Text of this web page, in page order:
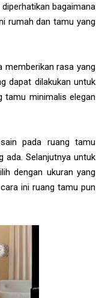
bagaimana
rumah dan tamu yang
memberikan rasa yang
dapat dilakukan untuk
tamu minimalis elegan
pada ruang tamu
ada. Selanjutnya untuk
dengan ukuran yang
ini ruang tamu pun